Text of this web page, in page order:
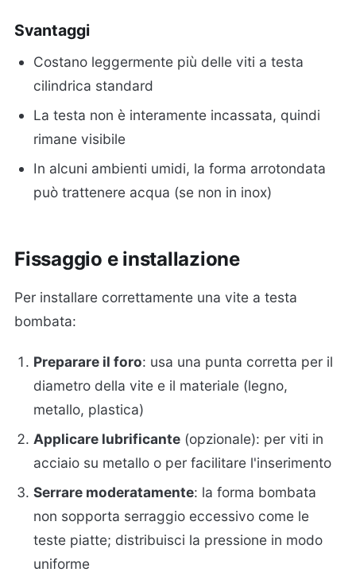
Svantaggi
Costano leggermente più delle viti a testa
cilindrica standard
La testa non è interamente incassata, quindi
rimane visibile
In alcuni ambienti umidi, la forma arrotondata
può trattenere acqua (se non in inox)
Fissaggio e installazione
Per installare correttamente una vite a testa
bombata:
Preparare il foro: usa una punta corretta per il
diametro della vite e il materiale (legno,
metallo, plastica)
Applicare lubrificante (opzionale): per viti in
acciaio su metallo o per facilitare l'inserimento
Serrare moderatamente: la forma bombata
non sopporta serraggio eccessivo come le
teste piatte; distribuisci la pressione in modo
uniforme